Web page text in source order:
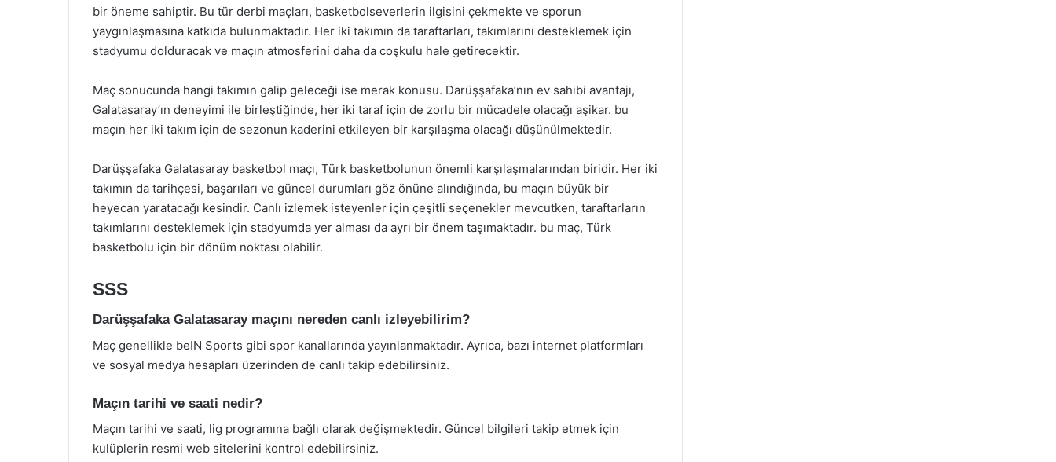
bir öneme sahiptir. Bu tür derbi maçları, basketbolseverlerin ilgisini çekmekte ve sporun
yaygınlaşmasına katkıda bulunmaktadır. Her iki takımın da taraftarları, takımlarını desteklemek için
stadyumu dolduracak ve maçın atmosferini daha da coşkulu hale getirecektir.
Maç sonucunda hangi takımın galip geleceği ise merak konusu. Darüşşafaka’nın ev sahibi avantajı,
Galatasaray’ın deneyimi ile birleştiğinde, her iki taraf için de zorlu bir mücadele olacağı aşikar. bu
maçın her iki takım için de sezonun kaderini etkileyen bir karşılaşma olacağı düşünülmektedir.
Darüşşafaka Galatasaray basketbol maçı, Türk basketbolunun önemli karşılaşmalarından biridir. Her iki
takımın da tarihçesi, başarıları ve güncel durumları göz önüne alındığında, bu maçın büyük bir
heyecan yaratacağı kesindir. Canlı izlemek isteyenler için çeşitli seçenekler mevcutken, taraftarların
takımlarını desteklemek için stadyumda yer alması da ayrı bir önem taşımaktadır. bu maç, Türk
basketbolu için bir dönüm noktası olabilir.
SSS
Darüşşafaka Galatasaray maçını nereden canlı izleyebilirim?
Maç genellikle beIN Sports gibi spor kanallarında yayınlanmaktadır. Ayrıca, bazı internet platformları
ve sosyal medya hesapları üzerinden de canlı takip edebilirsiniz.
Maçın tarihi ve saati nedir?
Maçın tarihi ve saati, lig programına bağlı olarak değişmektedir. Güncel bilgileri takip etmek için
kulüplerin resmi web sitelerini kontrol edebilirsiniz.